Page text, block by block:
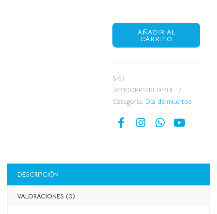
AÑADIR AL
CARRITO
SKU:
DM100PP12REDMUL
Categoría: Día de muertos
DESCRIPCIÓN
VALORACIONES (0)